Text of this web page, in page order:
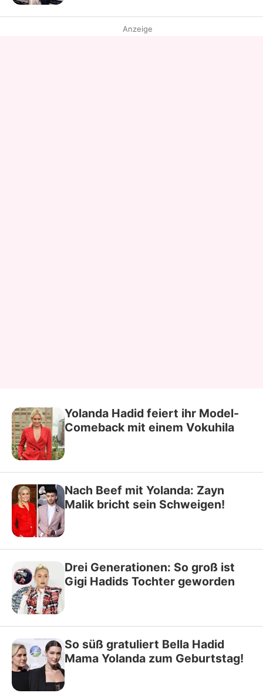
Anzeige
Yolanda Hadid feiert ihr Model-
Comeback mit einem Vokuhila
Nach Beef mit Yolanda: Zayn
Malik bricht sein Schweigen!
Drei Generationen: So groß ist
Gigi Hadids Tochter geworden
So süß gratuliert Bella Hadid
Mama Yolanda zum Geburtstag!